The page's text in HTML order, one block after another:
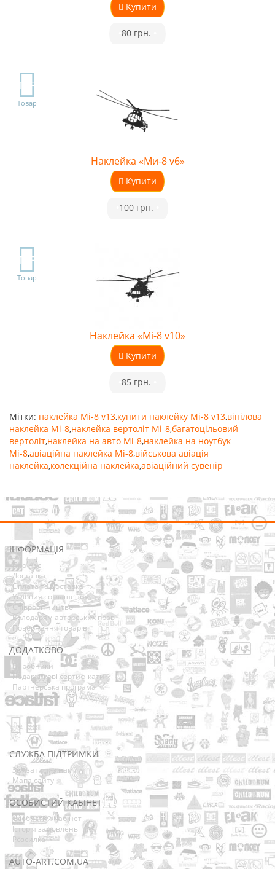
Купити
80 грн.
TOP
Товар
Наклейка «Ми-8 v6»
Купити
100 грн.
TOP
Товар
Наклейка «Мі-8 v10»
Купити
85 грн.
Мітки: наклейка Мі-8 v13,купити наклейку Мі-8 v13,вінілова
наклейка Мі-8,наклейка вертоліт Мі-8,багатоцільовий
вертоліт,наклейка на авто Мі-8,наклейка на ноутбук
Мі-8,авіаційна наклейка Мі-8,військова авіація
наклейка,колекційна наклейка,авіаційний сувенір
ІНФОРМАЦІЯ
Про нас
Доставка
Оплата та Доставка
Условия соглашения
Співробітництво
Володарям авторських прав
Повернення товарів
ДОДАТКОВО
Виробники
Подарункові сертифікати
Партнерська програма
Акції
СЛУЖБА ПІДТРИМКИ
Зв’язатися з нами
Мапа сайту
ОСОБИСТИЙ КАБІНЕТ
Особистий Кабінет
Історія замовлень
Розсилка
AUTO-ART.COM.UA